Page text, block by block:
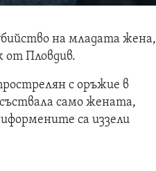
на младата жена,
от Пловдив.
с оръжие в
само жената,
са иззели